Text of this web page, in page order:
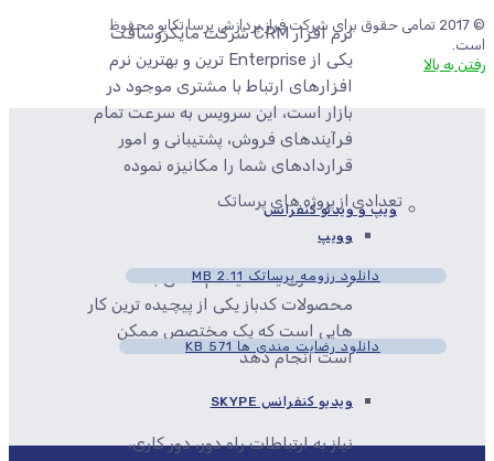
نرم افزار CRM شرکت مایکروسافت
یکی از Enterprise ترین و بهترین نرم
افزارهای ارتباط با مشتری موجود در
بازار است، این سرویس به سرعت تمام
فرآیندهای فروش، پشتیبانی و امور
قراردادهای شما را مکانیزه نموده
ویپ و ویدئو کنفرانس
وویپ
راه اندازی یک سیستم تلفنی با
محصولات کدباز یکی از پیچیده ترین کار
هایی است که یک مختصص ممکن
است انجام دهد
ویدیو کنفرانس SKYPE
نیاز به ارتباطات راه دور، دور کاری،
© 2017 تمامی حقوق برای شرکت فراز پردازش پرسا تکاپو محفوظ
است.
رفتن به بالا
تعدادی از پروژه های پرساتک
دانلود رزومه پرساتک 2.11 MB
دانلود رضایت مندی ها 571 KB